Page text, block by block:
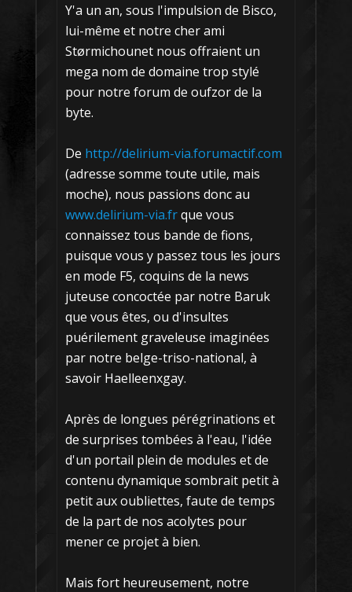
Y'a un an, sous l'impulsion de Bisco,
lui-même et notre cher ami
Størmichounet nous offraient un
mega nom de domaine trop stylé
pour notre forum de oufzor de la
byte.
De http://delirium-via.forumactif.com
(adresse somme toute utile, mais
moche), nous passions donc au
www.delirium-via.frque vous
connaissez tous bande de fions,
puisque vous y passez tous les jours
en mode F5, coquins de la news
juteuse concoctée par notre Baruk
que vous êtes, ou d'insultes
puérilement graveleuse imaginées
par notre belge-triso-national, à
savoir Haelleenxgay.
Après de longues pérégrinations et
de surprises tombées à l'eau, l'idée
d'un portail plein de modules et de
contenu dynamique sombrait petit à
petit aux oubliettes, faute de temps
de la part de nos acolytes pour
mener ce projet à bien.
Mais fort heureusement, notre